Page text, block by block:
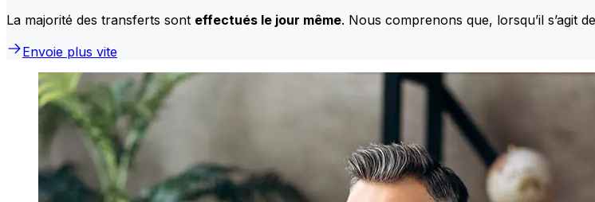
La majorité des transferts sont effectués le jour même. Nous comprenons que, lorsqu’il s’agit
Envoie plus vite